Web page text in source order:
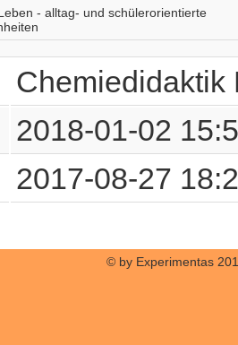
- alltag- und schülerorientierte
Chemiedidaktik
2018-01-02
2017-08-27
© by Experimentas